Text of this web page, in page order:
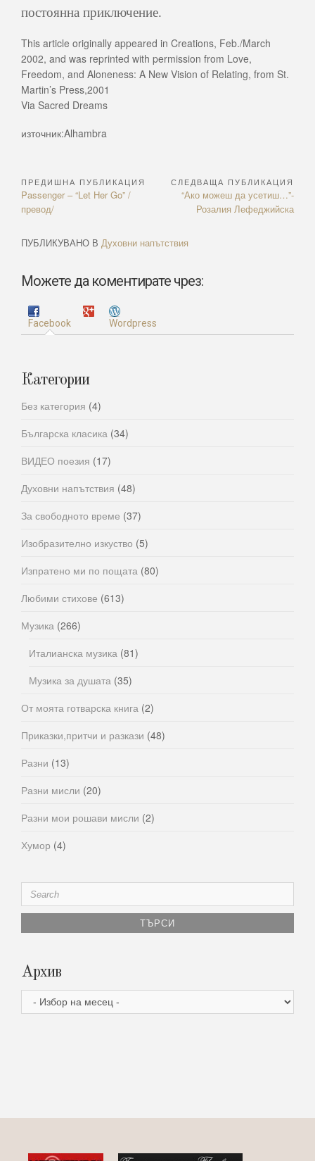
постоянна приключение.
This article originally appeared in Creations, Feb./March
2002, and was reprinted with permission from Love,
Freedom, and Aloneness: A New Vision of Relating, from St.
Martin’s Press,2001
Via Sacred Dreams
източник:Alhambra
Навигация
ПРЕДИШНА ПУБЛИКАЦИЯ
Previous
Article:
Passenger – “Let Her Go” /
превод/
СЛЕДВАЩА ПУБЛИКАЦИЯ
Next
Article:
“Ако можеш да усетиш…”-
Розалия Лефеджийска
ПУБЛИКУВАНО В Духовни напътствия
Можете да коментирате чрез:
Facebook Wordpress
Категории
Без категория (4)
Българска класика (34)
ВИДЕО поезия (17)
Духовни напътствия (48)
За свободното време (37)
Изобразително изкуство (5)
Изпратено ми по пощата (80)
Любими стихове (613)
Музика (266)
Италианска музика (81)
Музика за душата (35)
От моята готварска книга (2)
Приказки,притчи и разкази (48)
Разни (13)
Разни мисли (20)
Разни мои рошави мисли (2)
Хумор (4)
Search
for:
Архив
Архив